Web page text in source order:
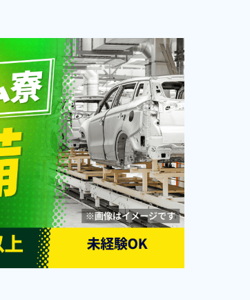
あり！日払い制度あり！備品付き
ワンルーム寮完備◎赴任旅費あ
り！長野県外からの応募大歓迎◎
社会保険完備◎《長野県箕輪町》
時給 1,650円～1,650円
勤務地
長野県箕輪町 周辺
勤務時間
[1] 08:30～17:25
[2] 17:30～02:25
[3] 07:00～15:55
[4] 19:00～03:35
[5] 06:15～15:10
[6] 15:00～23:55
[7] 10:00～18:55
雇用形態
派遣社員
職種
加工,組立・組付け
未経験者OK 赴任旅費あり
寮完備 男性活躍中
女性活躍中 寮費無料
社会保険完備 経験者優遇
資格・経験不問
キープする